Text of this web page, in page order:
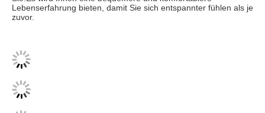
Lebenserfahrung bieten, damit Sie sich entspannter fühlen als je
zuvor.